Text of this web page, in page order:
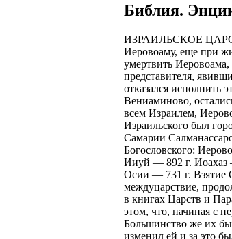
Библия.
ИЗРАИЛЬСКОЕ
Иеровоаму, еще при
умертвить Иеровоама,
представителя,
отказался исполнить
Вениаминово,
всем Израилем,
Израильского был
Самарии
Богословского:
Ииуй — 892 г. Иоахаз
Осии — 731 г. Взятие
междуцарствие,
в книгах Царств и
этом, что, начиная с
Большинство же их
изменил ей и за это